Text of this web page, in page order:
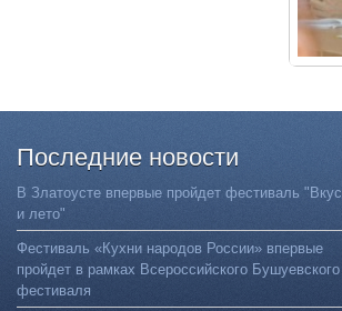
Последние новости
В Златоусте впервые пройдет фестиваль "Вкус
и лето"
Фестиваль «Кухни народов России» впервые
пройдет в рамках Всероссийского Бушуевского
фестиваля